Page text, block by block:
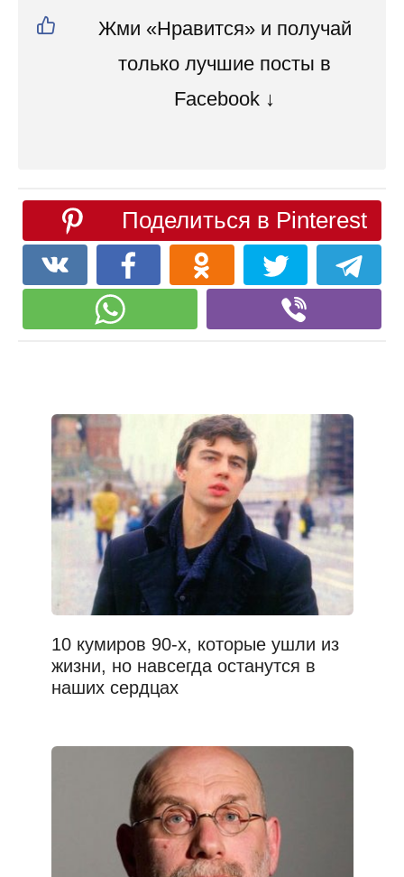
Жми «Нравится» и получай
только лучшие посты в
Facebook ↓
Поделиться в Pinterest
10 кумиров 90-х, которые ушли из
жизни, но навсегда останутся в
наших сердцах